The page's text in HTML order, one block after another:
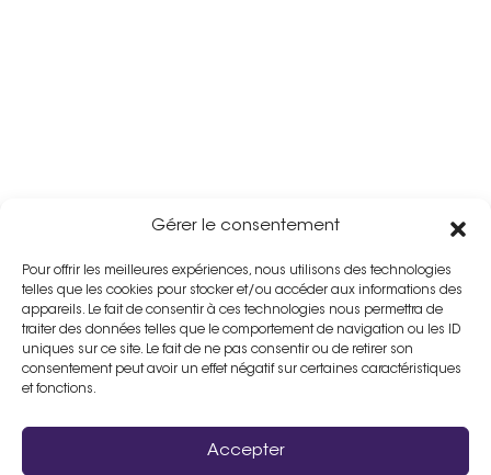
Gérer le consentement
Pour offrir les meilleures expériences, nous utilisons des technologies
telles que les cookies pour stocker et/ou accéder aux informations des
appareils. Le fait de consentir à ces technologies nous permettra de
traiter des données telles que le comportement de navigation ou les ID
uniques sur ce site. Le fait de ne pas consentir ou de retirer son
consentement peut avoir un effet négatif sur certaines caractéristiques
et fonctions.
Accepter